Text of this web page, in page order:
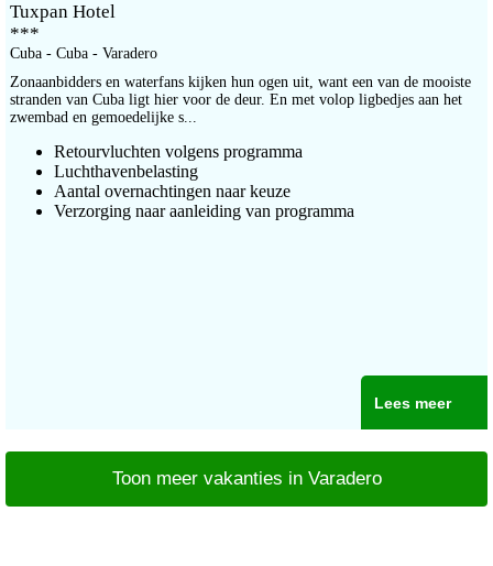
Tuxpan Hotel
***
Cuba - Cuba - Varadero
Zonaanbidders en waterfans kijken hun ogen uit, want een van de mooiste
stranden van Cuba ligt hier voor de deur. En met volop ligbedjes aan het
zwembad en gemoedelijke s...
Retourvluchten volgens programma
Luchthavenbelasting
Aantal overnachtingen naar keuze
Verzorging naar aanleiding van programma
Lees meer
Toon meer vakanties in Varadero